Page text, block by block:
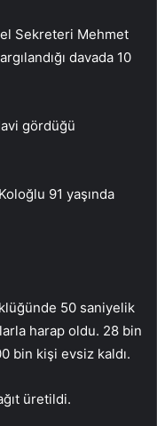
Sekreteri Mehmet
davada 10
gördüğü
91 yaşında
50 saniyelik
harap oldu. 28 bin
bin kişi evsiz kaldı.
üretildi.